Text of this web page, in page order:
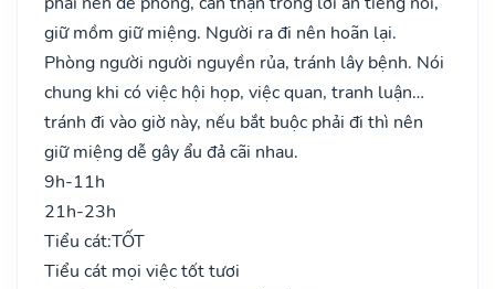
giữ mồm giữ miệng. Người ra đi nên hoãn lại.
Phòng người người nguyền rủa, tránh lây bệnh. Nói
chung khi có việc hội họp, việc quan, tranh luận…
tránh đi vào giờ này, nếu bắt buộc phải đi thì nên
giữ miệng dễ gây ẩu đả cãi nhau.
9h-11h
21h-23h
Tiểu cát:TỐT
Tiểu cát mọi việc tốt tươi